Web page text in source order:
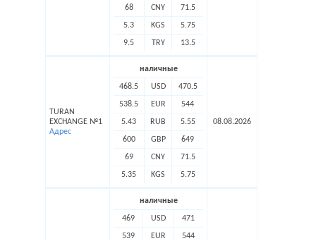
68 CNY 71.5
5.3 KGS 5.75
9.5 TRY 13.5
TURAN
EXCHANGE №1
Адрес
наличные
468.5 USD 470.5
538.5 EUR 544
5.43 RUB 5.55
600 GBP 649
69 CNY 71.5
5.35 KGS 5.75
08.08.2026
наличные
469 USD 471
539 EUR 544